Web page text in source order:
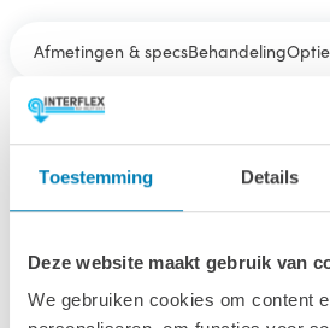
Toestemming Details
Deze website maakt gebruik van
We gebruiken cookies om content
Afmetingen & specsBehandeling
Afmetingen & specs
Afmetingen inclusief oren (bxl)
Afmetingen fundamentmaat (bxl)